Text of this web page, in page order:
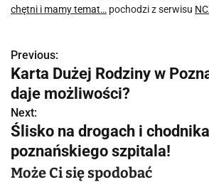
chętni i mamy temat… pochodzi z serwisu
N
a
w
i
g
Previous:
Karta Dużej Rodziny w
daje możliwości?
Next:
Ślisko na drogach i
poznańskiego szpitala!
Może Ci się spodobać